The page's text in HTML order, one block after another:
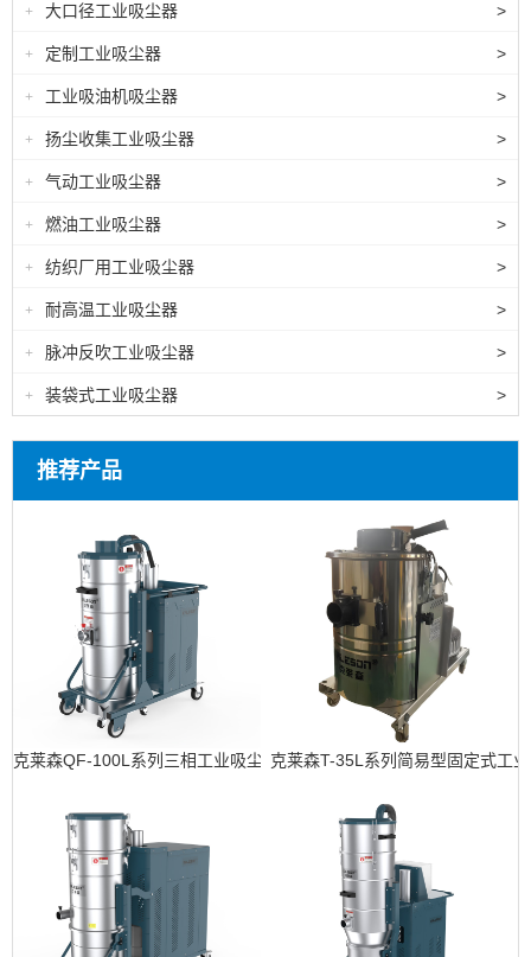
+ 大口径工业吸尘器 >
+ 定制工业吸尘器 >
+ 工业吸油机吸尘器 >
+ 扬尘收集工业吸尘器 >
+ 气动工业吸尘器 >
+ 燃油工业吸尘器 >
+ 纺织厂用工业吸尘器 >
+ 耐高温工业吸尘器 >
+ 脉冲反吹工业吸尘器 >
+ 装袋式工业吸尘器 >
推荐产品
克莱森QF-100L系列三相工业吸尘器克莱森T-35L系列简易型固定式工